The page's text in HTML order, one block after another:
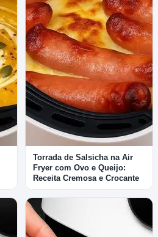
Torrada de Salsicha na Air
Fryer com Ovo e Queijo:
Receita Cremosa e Crocante